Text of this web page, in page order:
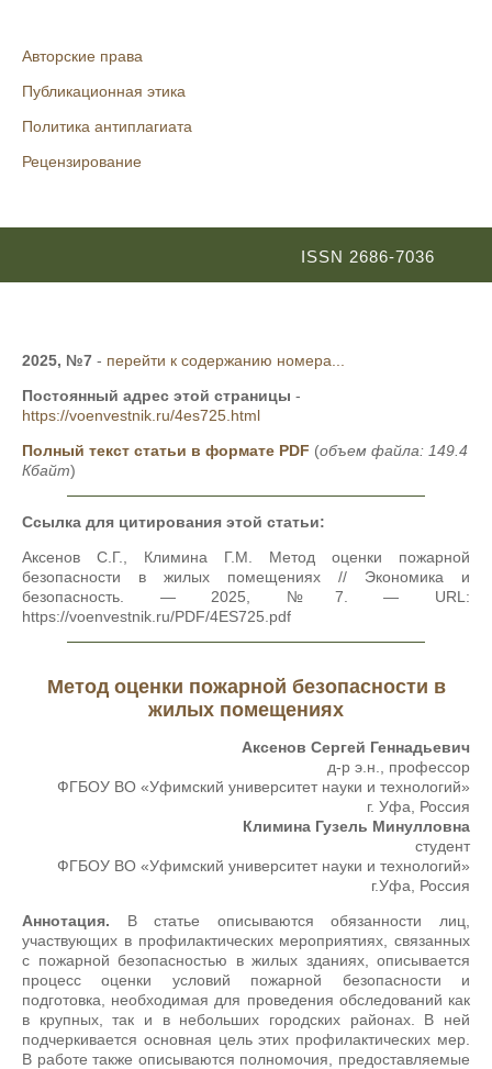
Авторские права
Публикационная этика
Политика антиплагиата
Рецензирование
ISSN 2686-7036
2025, №7 - перейти к содержанию номера...
Постоянный адрес этой страницы -
https://voenvestnik.ru/4es725.html
Полный текст статьи в формате PDF (объем файла: 149.4
Кбайт)
Ссылка для цитирования этой статьи:
Аксенов С.Г., Климина Г.М. Метод оценки пожарной
безопасности в жилых помещениях // Экономика и
безопасность. — 2025, №7. — URL:
https://voenvestnik.ru/PDF/4ES725.pdf
Метод оценки пожарной безопасности в
жилых помещениях
Аксенов Сергей Геннадьевич
д-р э.н., профессор
ФГБОУ ВО «Уфимский университет науки и технологий»
г. Уфа, Россия
Климина Гузель Минулловна
студент
ФГБОУ ВО «Уфимский университет науки и технологий»
г.Уфа, Россия
Аннотация. В статье описываются обязанности лиц,
участвующих в профилактических мероприятиях, связанных
с пожарной безопасностью в жилых зданиях, описывается
процесс оценки условий пожарной безопасности и
подготовка, необходимая для проведения обследований как
в крупных, так и в небольших городских районах. В ней
подчеркивается основная цель этих профилактических мер.
В работе также описываются полномочия, предоставляемые